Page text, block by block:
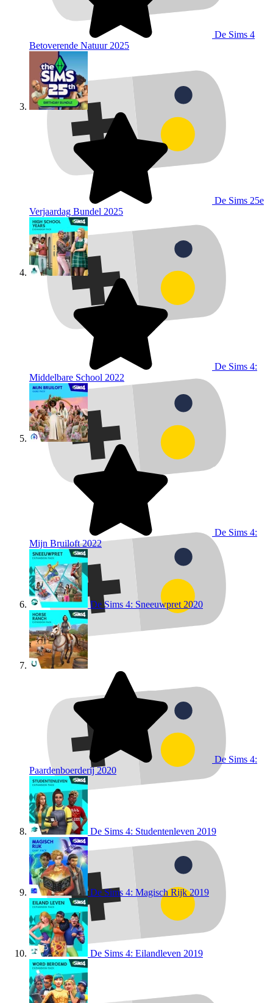
De Sims 4
Betoverende Natuur 2025
De Sims 25e
Verjaardag Bundel 2025
De Sims 4:
Middelbare School 2022
De Sims 4:
Mijn Bruiloft2022
De Sims 4: Sneeuwpret 2020
De Sims 4:
Paardenboerderij2020
De Sims 4: Studentenleven 2019
De Sims 4: Magisch Rijk2019
De Sims 4: Eilandleven 2019